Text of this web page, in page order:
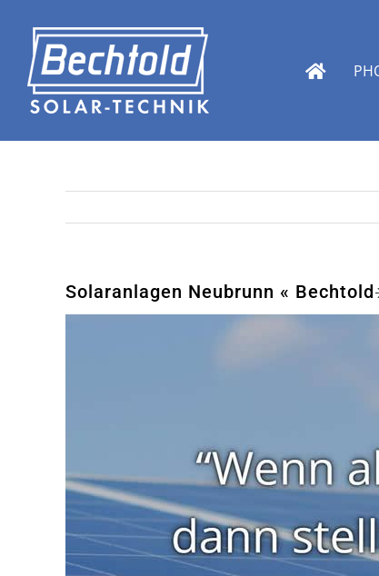
springen
Solaranlagen Neubrunn «